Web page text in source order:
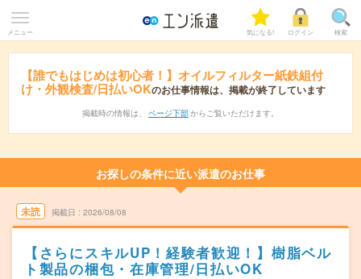
メニュー 気になる! ログイン 検索
【誰でもはじめは初心者！】オイルフィルター紙鉄組付
け・外観検査/日払いOKのお仕事情報は、掲載が終了しています
掲載時の情報は、 ページ下部 からご覧いただけます。
お探しの条件に近い派遣のお仕事
未読 掲載日 2026/08/08
【さらにスキルUP！経験者歓迎！】樹脂ベル
ト製品の梱包・在庫管理/日払いOK